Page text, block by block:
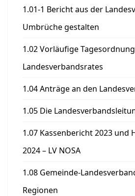
1.01-1 Bericht aus der
Umbrüche gestalten
1.02 Vorläufige
Landesverbandsrates
1.04 Anträge an den
1.05 Die
1.07 Kassenbericht 2023 und
2024 – LV NOSA
1.08 Gemeinde-
Regionen